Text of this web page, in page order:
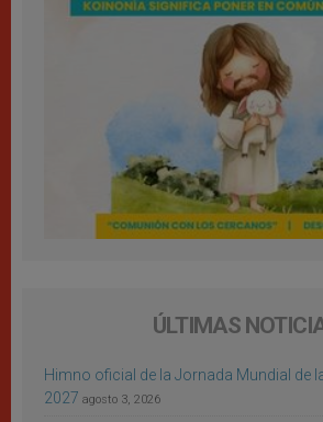
ÚLTIMAS
Himno oficial de la Jornada Mundial de
2027 agosto 3, 2026